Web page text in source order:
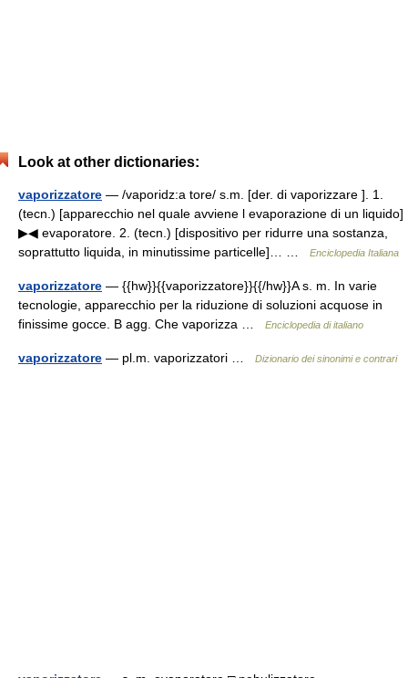
Look at other dictionaries:
vaporizzatore — /vaporidz:a tore/ s.m. [der. di vaporizzare ]. 1.
(tecn.) [apparecchio nel quale avviene l evaporazione di un liquido]
▶◀ evaporatore. 2. (tecn.) [dispositivo per ridurre una sostanza,
soprattutto liquida, in minutissime particelle]… …
Enciclopedia Italiana
vaporizzatore — {{hw}}{{vaporizzatore}}{{/hw}}A s. m. In varie
tecnologie, apparecchio per la riduzione di soluzioni acquose in
finissime gocce. B agg. Che vaporizza …
Enciclopedia di italiano
vaporizzatore — pl.m. vaporizzatori … Dizionario dei sinonimi e contrari